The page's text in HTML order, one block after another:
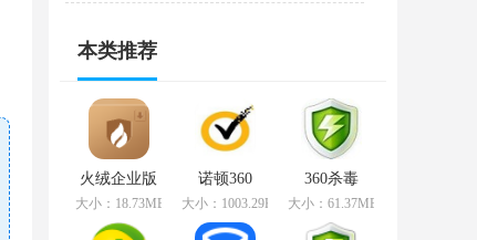
本类推荐
火绒企业版
v2.0 最新版
大小：18.73MB
诺顿360
v22.9.0.71
最新版
大小：1003.29KB
360杀毒
v7.0.0.1004
免费版
大小：61.37MB